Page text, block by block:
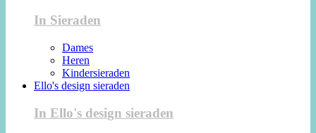
In Sieraden
Dames
Heren
Kindersieraden
Ello's design sieraden
In Ello's design sieraden